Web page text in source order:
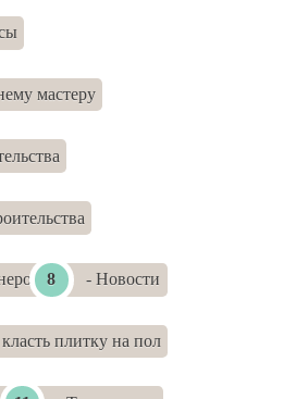
мастеру
- Новости
плитку на пол